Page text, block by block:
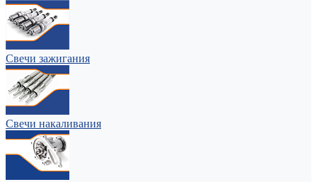
Свечи зажигания
Свечи накаливания